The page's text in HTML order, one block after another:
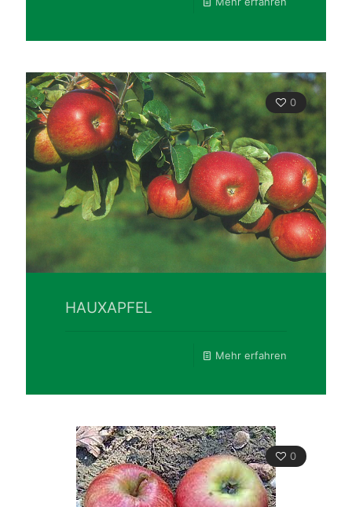
0
HAUXAPFEL
Mehr erfahren
0